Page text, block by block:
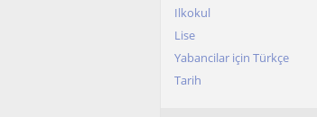
Ilkokul
Lise
Yabancilar için Türkçe
Tarih